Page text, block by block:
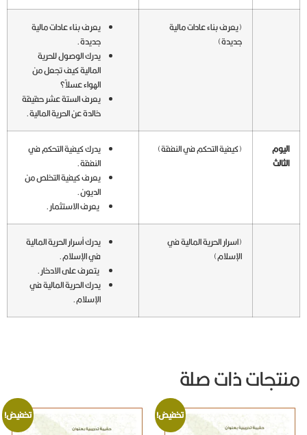
(يعرف بناء عادات مالية
جديدة)
يعرف بناء عادات مالية
جديدة.
يدرك الوصول للحرية
المالية كيف تجعل من
الهواء عسلاً؟
يعرف الستة عشر حقيقة
خالدة عن الحرية المالية.
اليوم
الثالث
(كيفية التحكم في النفقة)
يدرك كيفية التحكم في
النفقة.
يعرف كيفية التخلص من
الديون.
يعرف الاستثمار.
(اسرار الحرية المالية في
الإسلام)
يدرك أسرار الحرية المالية
في الإسلام.
يتعرف على الادخار.
يدرك الحرية المالية في
الإسلام.
منتجات ذات صلة
تخفيض! تخفيض!